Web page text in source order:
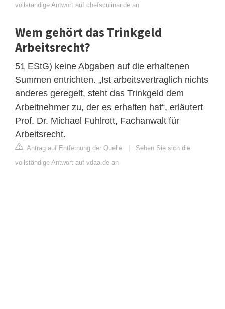
vollständige Antwort auf chefsculinar.de an
Wem gehört das Trinkgeld
Arbeitsrecht?
51 EStG) keine Abgaben auf die erhaltenen
Summen entrichten. „Ist arbeitsvertraglich nichts
anderes geregelt, steht das Trinkgeld dem
Arbeitnehmer zu, der es erhalten hat“, erläutert
Prof. Dr. Michael Fuhlrott, Fachanwalt für
Arbeitsrecht.
Antrag auf Entfernung der Quelle | Sehen Sie sich die
vollständige Antwort auf vdaa.de an